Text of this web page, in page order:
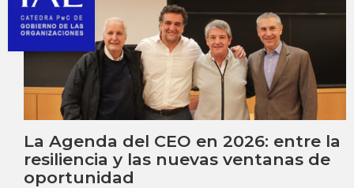
La Agenda del CEO en 2026: entre la
resiliencia y las nuevas ventanas de
oportunidad